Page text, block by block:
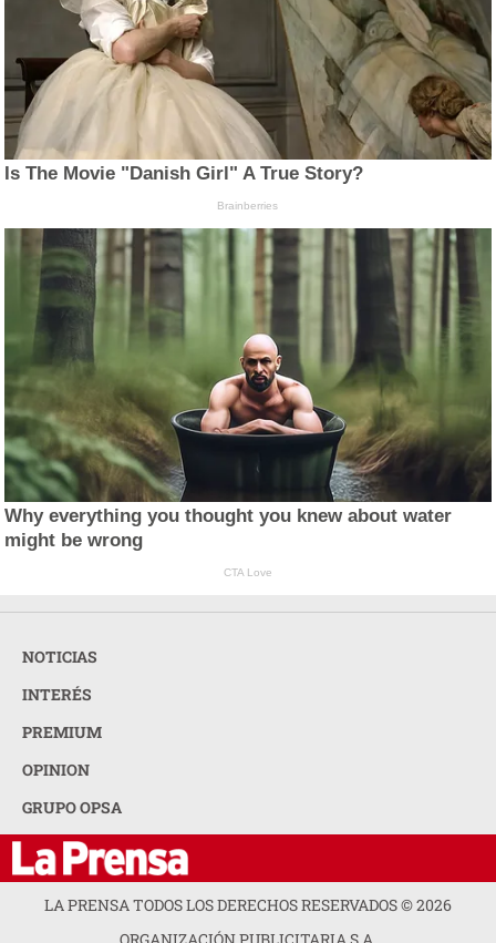
Is The Movie "Danish Girl" A True Story?
Brainberries
Why everything you thought you knew about water
might be wrong
CTA Love
NOTICIAS
INTERÉS
PREMIUM
OPINION
GRUPO OPSA
LA PRENSA TODOS LOS DERECHOS RESERVADOS ©2026